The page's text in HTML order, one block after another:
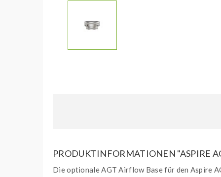
PRODUKTINFORMATIONEN "ASPIRE
Die optionale AGT Airflow Base für den Aspire